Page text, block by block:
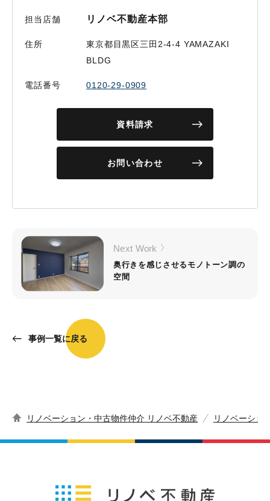
担当店舗 リノベ不動産本部
住所
東京都目黒区三田2-4-4 YAMAZAKI
BLDG
電話番号 0120-29-0909
資料請求
お問い合わせ
事例一覧に戻る
Next Work
奥行きを感じさせるモノトーン調の
空間
リノベーション・中古物件仲介 リノベ不動産 リノベーショ